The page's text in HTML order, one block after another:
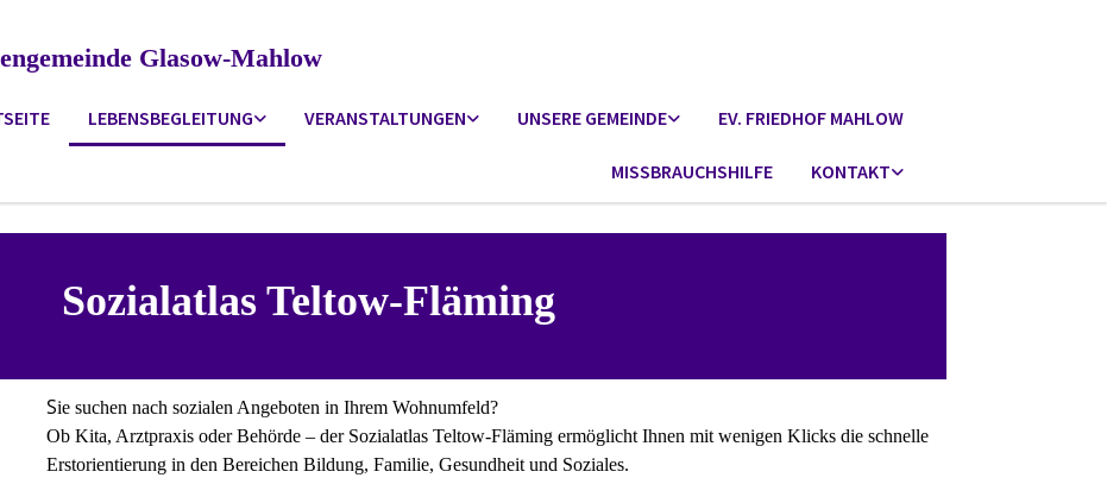
Glasow-Mahlow
LEBENSBEGLEITUNG VERANSTALTUNGEN UNSERE GEMEINDE EV. FRIEDHOF MAHLOW
MISSBRAUCHSHILFE KONTAKT
Sozialatlas Teltow-Fläming
Sie suchen nach sozialen Angeboten in Ihrem Wohnumfeld?
Ob Kita, Arztpraxis oder Behörde – der Sozialatlas Teltow-Fläming ermöglicht Ihnen mit wenigen Klicks die schnelle
Erstorientierung in den Bereichen Bildung, Familie, Gesundheit und Soziales.